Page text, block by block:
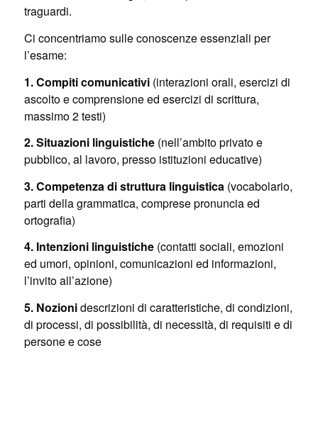
traguardi.
Ci concentriamo sulle conoscenze essenziali per
l’esame:
1. Compiti comunicativi(interazioni orali, esercizi di
ascolto e comprensione ed esercizi di scrittura,
massimo 2 testi)
2. Situazioni linguistiche(nell’ambito privato e
pubblico, al lavoro, presso istituzioni educative)
3. Competenza di struttura linguistica (vocabolario,
parti della grammatica, comprese pronuncia ed
ortografia)
4. Intenzioni linguistiche (contatti sociali, emozioni
ed umori, opinioni, comunicazioni ed informazioni,
l’invito all’azione)
5. Nozionidescrizioni di caratteristiche, di condizioni,
di processi, di possibilità, di necessità, di requisiti e di
persone e cose